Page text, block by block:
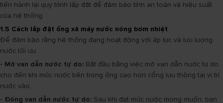
tiến hành lại quy trình lắp đặt để đảm bảo tính an toàn và hiệu suất
của hệ thống.
1.5 Cách lắp đặt ống xả máy nước nóng bơm nhiệt
Để đảm bảo rằng hệ thống đang hoạt động với áp lực và lưu lượng
nước tối ưu:
- Mở van dẫn nước tự do: Bắt đầu bằng việc mở van dẫn nước tự do
cho đến khi mức nước bên trong ống cao hơn cổng lưu thông tại vị trí
nước vào.
- Đóng van dẫn nước tự do: Sau khi đạt mức nước mong muốn, bạn